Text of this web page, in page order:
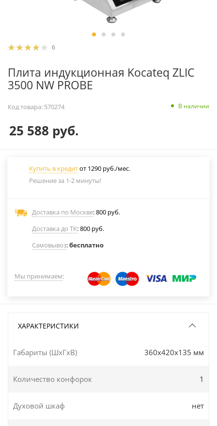
6
Плита индукционная Kocateq ZLIC
3500 NW PROBE
Код товара: 570274 В наличии
25 588 руб.
Купить в кредитот 1290 руб./мес.
Решение за 1-2 минуты!
Доставка по Москве: 800 руб.
Доставка до ТК: 800 руб.
Самовывоз:бесплатно
Мы принимаем:
ХАРАКТЕРИСТИКИ
Габариты (ШxГxВ) 360x420x135 мм
Количество конфорок 1
Духовой шкаф нет